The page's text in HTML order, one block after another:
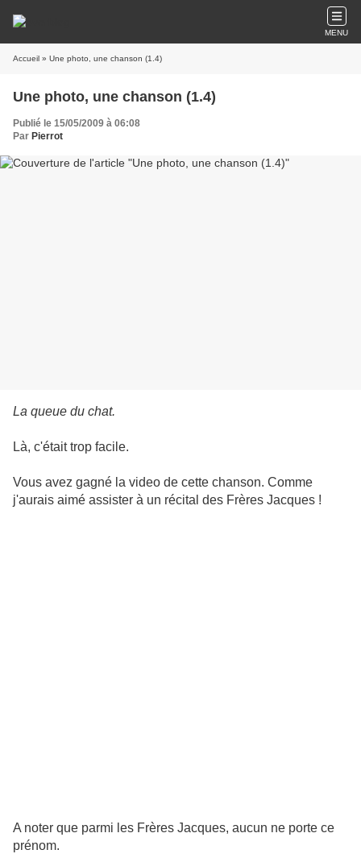
MENU
Accueil » Une photo, une chanson (1.4)
Une photo, une chanson (1.4)
Publié le 15/05/2009 à 06:08
Par Pierrot
La queue du chat.
Là, c'était trop facile.
Vous avez gagné la video de cette chanson. Comme
j'aurais aimé assister à un récital des Frères Jacques !
A noter que parmi les Frères Jacques, aucun ne porte ce
prénom.